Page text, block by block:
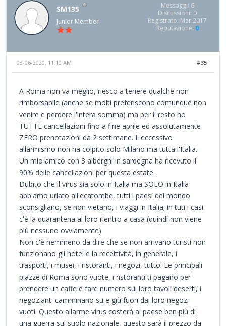
SM135
Junior Member
Messaggi: 6
Discussioni: 0
Registrato: Mar 2017
Reputazione: 0
#35
03-06-2020, 11:10 AM
A Roma non va meglio, riesco a tenere qualche non
rimborsabile (anche se molti preferiscono comunque non
venire e perdere l'intera somma) ma per il resto ho
TUTTE cancellazioni fino a fine aprile ed assolutamente
ZERO prenotazioni da 2 settimane. L'eccessivo
allarmismo non ha colpito solo Milano ma tutta l'Italia.
Un mio amico con 3 alberghi in sardegna ha ricevuto il
90% delle cancellazioni per questa estate.
Dubito che il virus sia solo in Italia ma SOLO in Italia
abbiamo urlato all'ecatombe, tutti i paesi del mondo
sconsigliano, se non vietano, i viaggi in Italia; in tuti i casi
c'è la quarantena al loro rientro a casa (quindi non viene
più nessuno ovviamente)
Non c'è nemmeno da dire che se non arrivano turisti non
funzionano gli hotel e la recettività, in generale, i
trasporti, i musei, i ristoranti, i negozi, tutto. Le principali
piazze di Roma sono vuote, i ristoranti ti pagano per
prendere un caffe e fare numero sui loro tavoli deserti, i
negozianti camminano su e giù fuori dai loro negozi
vuoti. Questo allarme virus costerà al paese ben più di
una guerra sul suolo nazionale, questo sarà il prezzo da